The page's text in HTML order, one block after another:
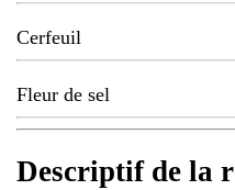
Cerfeuil
Fleur de sel
Descriptif de la